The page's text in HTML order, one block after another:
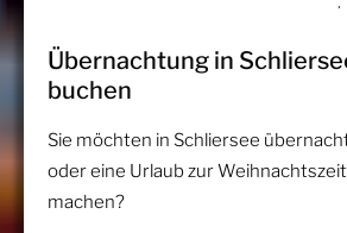
Übernachtung in
buchen
Sie möchten in Schliersee
oder eine Urlaub zur Weihnachtszeit
machen?